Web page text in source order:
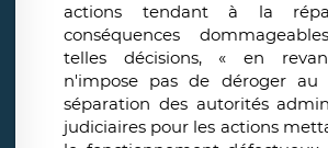
actions tendant à la
conséquences
telles décisions, « en
n'impose pas de déroger au
séparation des autorités
judiciaires pour les actions